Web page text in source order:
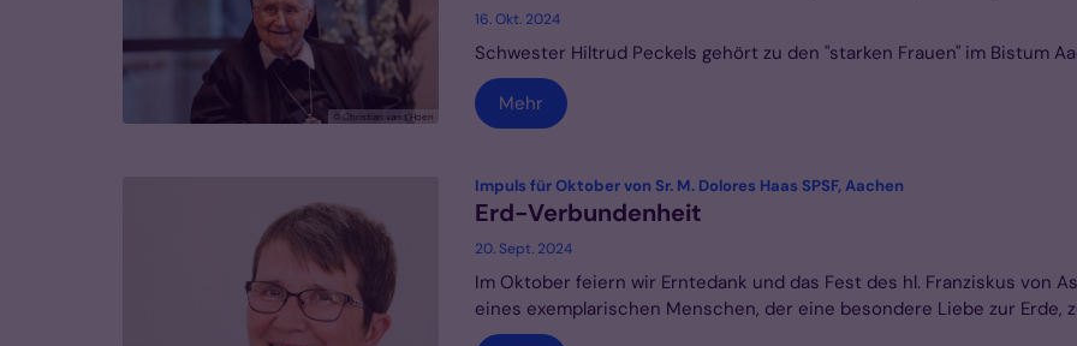
© Christian van t´Hoen
16. Okt. 2024
Schwester Hiltrud Peckels gehört zu den "starken Frauen" im Bistum
Mehr
Impuls für Oktober von Sr. M. Dolores Haas SPSF, Aachen:
Erd-Verbundenheit
20. Sept. 2024
Im Oktober feiern wir Erntedank und das Fest des hl. Franziskus von
eines exemplarischen Menschen, der eine besondere Liebe zur Erde,